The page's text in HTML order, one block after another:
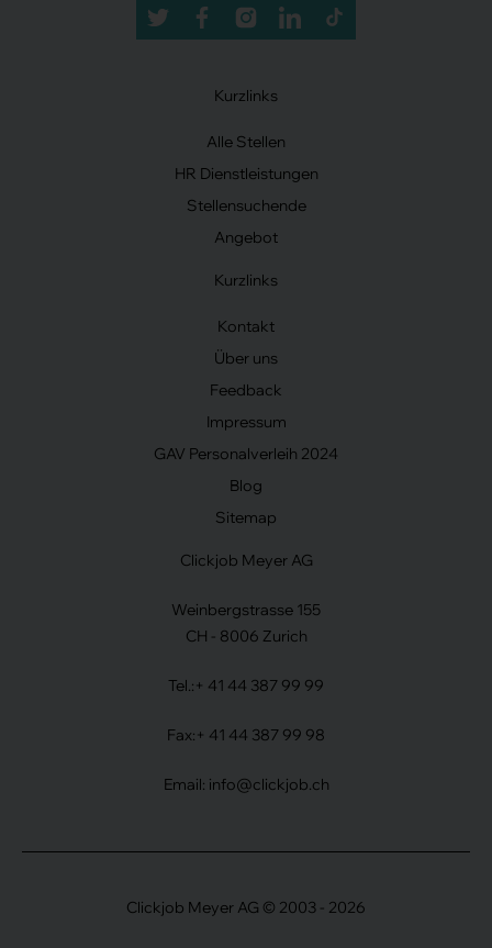
Kurzlinks
Alle Stellen
HR Dienstleistungen
Stellensuchende
Angebot
Kurzlinks
Kontakt
Über uns
Feedback
Impressum
GAV Personalverleih 2024
Blog
Sitemap
Clickjob Meyer AG
Weinbergstrasse 155
CH - 8006 Zurich
Tel.: + 41 44 387 99 99
Fax: + 41 44 387 99 98
Email: info@clickjob.ch
Clickjob Meyer AG © 2003 - 2026